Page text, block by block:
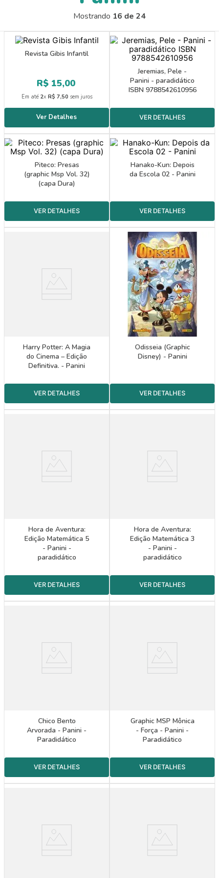
Mostrando 16 de 24
Revista Gibis Infantil
R$ 15,00
Em até 2x R$ 7,50 sem juros
Jeremias, Pele -
Panini - paradidático
ISBN 9788542610956
Piteco: Presas
(graphic Msp Vol. 32)
(capa Dura)
Hanako-Kun: Depois
da Escola 02 - Panini
Harry Potter: A Magia
do Cinema – Edição
Definitiva. - Panini
Odisseia (Graphic
Disney) - Panini
Hora de Aventura:
Edição Matemática 5
- Panini -
paradidático
Hora de Aventura:
Edição Matemática 3
- Panini -
paradidático
Chico Bento
Arvorada - Panini -
Paradidático
Graphic MSP Mônica
- Força - Panini -
Paradidático